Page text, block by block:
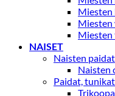
Miesten
Miesten
NAISET
Naisten paidat
Naisten
Paidat,